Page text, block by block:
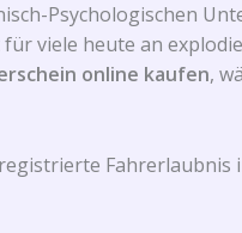
Psychologischen
viele heute an
online kaufen,
Fahrerlaubnis